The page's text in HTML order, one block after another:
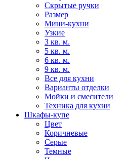
Скрытые ручки
Размер
Мини-кухни
Узкие
3 кв. м.
5 кв. м.
6 кв. м.
9 кв. м.
Все для кухни
Варианты отделки
Мойки и смесители
Техника для кухни
Шкафы-купе
Цвет
Коричневые
Серые
Темные